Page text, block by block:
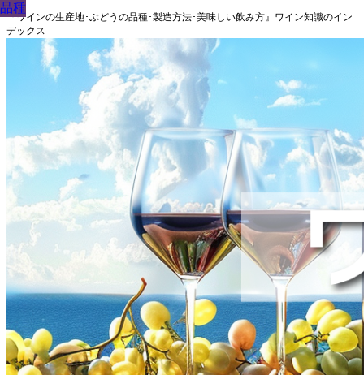
『ワインの生産地･ぶどうの品種･製造方法･美味しい飲み方』ワイン知識のイン
デックス
品種
品種
品種
品種
品種
品種
品種
品種
品種